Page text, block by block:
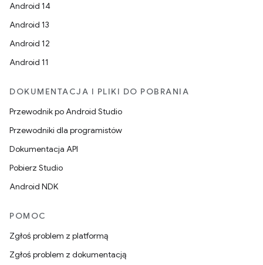
Android 14
Android 13
Android 12
Android 11
DOKUMENTACJA I PLIKI DO POBRANIA
Przewodnik po Android Studio
Przewodniki dla programistów
Dokumentacja API
Pobierz Studio
Android NDK
POMOC
Zgłoś problem z platformą
Zgłoś problem z dokumentacją